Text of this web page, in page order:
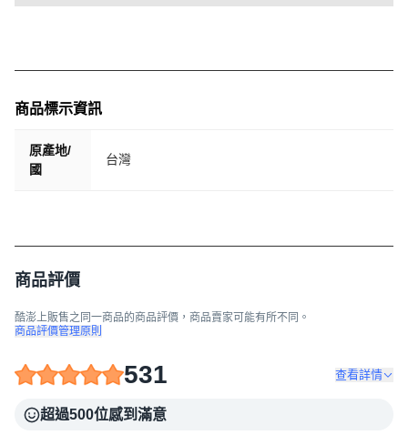
商品標示資訊
原產地/
國
台灣
商品評價
酷澎上販售之同一商品的商品評價，商品賣家可能有所不同。
商品評價管理原則
531 查看詳情
超過500位感到滿意